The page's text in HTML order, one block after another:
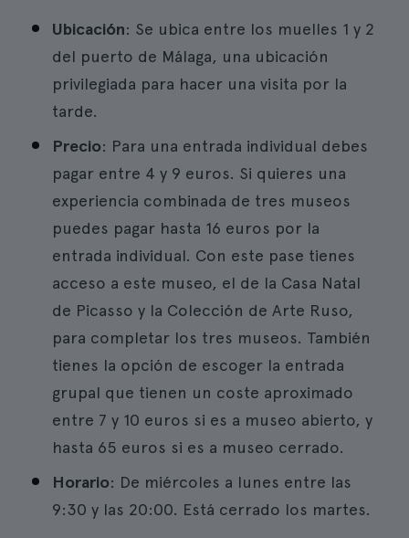
Ubicación: Se ubica entre los muelles 1 y 2
del puerto de Málaga, una ubicación
privilegiada para hacer una visita por la
tarde.
Precio: Para una entrada individual debes
pagar entre 4 y 9 euros. Si quieres una
experiencia combinada de tres museos
puedes pagar hasta 16 euros por la
entrada individual. Con este pase tienes
acceso a este museo, el de la Casa Natal
de Picasso y la Colección de Arte Ruso,
para completar los tres museos. También
tienes la opción de escoger la entrada
grupal que tienen un coste aproximado
entre 7 y 10 euros si es a museo abierto, y
hasta 65 euros si es a museo cerrado.
Horario: De miércoles a lunes entre las
9:30 y las 20:00. Está cerrado los martes.